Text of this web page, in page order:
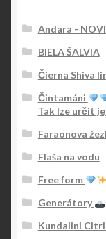
Andara -
BIELA ŠALVIA
Čierna Shiva
Čintamáni
Tak lze určit
Faraonova
Flaša na vodu
Free form
Generátory
Kundalini